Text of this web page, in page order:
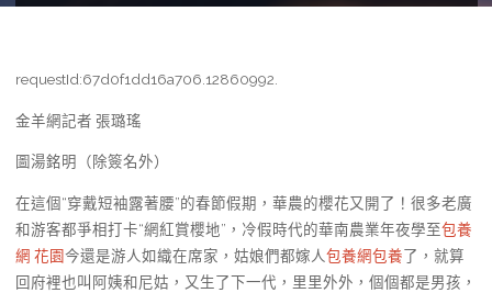
requestId:67d0f1dd16a706.12860992.
金羊網記者 張璐瑤
圖湯銘明（除簽名外）
在這個“穿戴短袖露著腰”的春節假期，華農的櫻花又開了！很多老廣
和游客都爭相打卡“網紅賞櫻地”，冷假時代的華南農業年夜學至包養
網 花園今還是游人如織在席家，姑娘們都嫁人包養網包養了，就算
回府裡也叫阿姨和尼姑，又生了下一代，里里外外，個個都是男孩，